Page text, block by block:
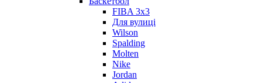
FIBA 3x3
Для вулиці
Wilson
Spalding
Molten
Nike
Jordan